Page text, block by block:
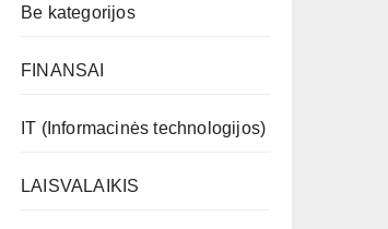
Be kategorijos
FINANSAI
IT (Informacinės technologijos)
LAISVALAIKIS